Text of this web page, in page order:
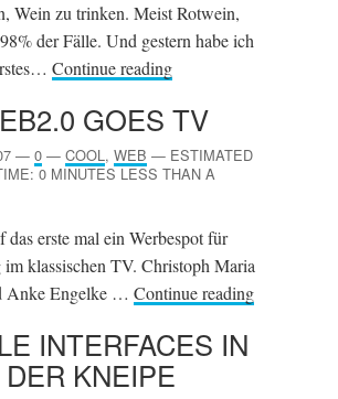
Wein zu trinken. Meist Rotwein,
der Fälle. Und gestern habe ich
Continue reading
GOES TV
— 0 — COOL, WEB — ESTIMATED
0 MINUTES LESS THAN A
das erste mal ein Werbespot für
klassischen TV. Christoph Maria
Anke Engelke … Continue reading
INTERFACES IN
DER KNEIPE